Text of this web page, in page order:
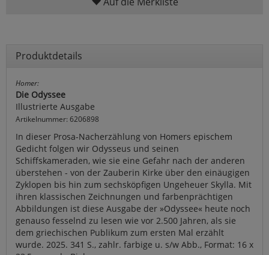
Produktdetails
Homer:
Die Odyssee
Illustrierte Ausgabe
Artikelnummer: 6206898
In dieser Prosa-Nacherzählung von Homers epischem
Gedicht folgen wir Odysseus und seinen
Schiffskameraden, wie sie eine Gefahr nach der anderen
überstehen - von der Zauberin Kirke über den einäugigen
Zyklopen bis hin zum sechsköpfigen Ungeheuer Skylla. Mit
ihren klassischen Zeichnungen und farbenprächtigen
Abbildungen ist diese Ausgabe der »Odyssee« heute noch
genauso fesselnd zu lesen wie vor 2.500 Jahren, als sie
dem griechischen Publikum zum ersten Mal erzählt
wurde. 2025. 341 S., zahlr. farbige u. s/w Abb., Format: 16 x